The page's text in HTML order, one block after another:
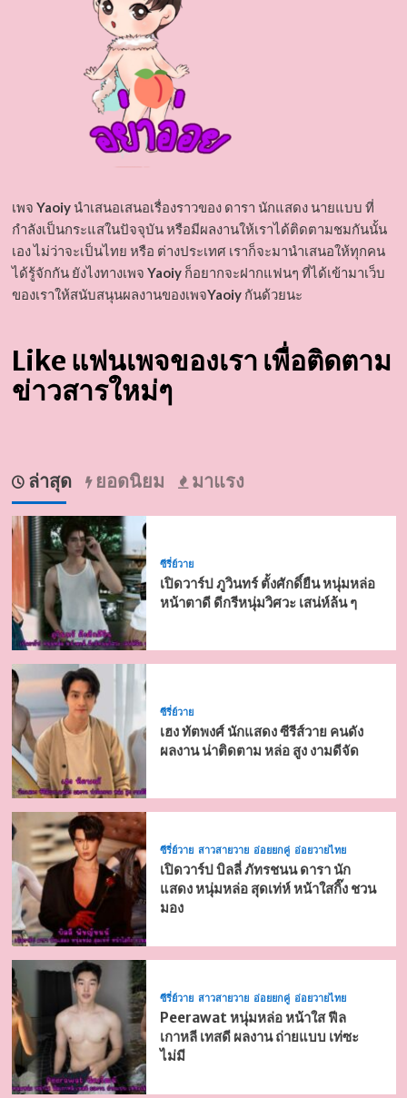
เพจ Yaoiyนำเสนอเสนอเรื่องราวของ ดารา นักแสดง นายแบบ ที่
กำลังเป็นกระแสในปัจจุบัน หรือมีผลงานให้เราได้ติดตามชมกันนั้น
เอง ไม่ว่าจะเป็นไทย หรือ ต่างประเทศ เราก็จะมานำเสนอให้ทุกคน
ได้รู้จักกัน ยังไงทางเพจ Yaoiyก็อยากจะฝากแฟนๆ ที่ได้เข้ามาเว็บ
ของเราให้สนับสนุนผลงานของเพจYaoiyกันด้วยนะ
Like แฟนเพจของเรา เพื่อติดตาม
ข่าวสารใหม่ๆ
ล่าสุด ยอดนิยม มาแรง
ซีรี่ย์วาย
เปิดวาร์ป ภูวินทร์ ตั้งศักดิ์ยืน หนุ่มหล่อ
หน้าตาดี ดีกรีหนุ่มวิศวะ เสน่ห์ล้น ๆ
ซีรี่ย์วาย
เฮง ทัตพงศ์ นักแสดง ซีรีส์วาย คนดัง
ผลงาน น่าติดตาม หล่อ สูง งามดีจัด
ซีรี่ย์วาย สาวสายวาย อ่อยยกคู่ อ่อยวายไทย
เปิดวาร์ป บิลลี่ ภัทรชนน ดารา นัก
แสดง หนุ่มหล่อ สุดเท่ห์ หน้าใสกิ๊ง ชวน
มอง
ซีรี่ย์วาย สาวสายวาย อ่อยยกคู่ อ่อยวายไทย
Peerawat หนุ่มหล่อ หน้าใส ฟีล
เกาหลี เทสดี ผลงาน ถ่ายแบบ เท่ซะ
ไม่มี